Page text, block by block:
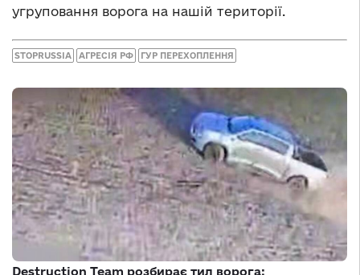
угруповання ворога на нашій території.
STOPRUSSIA АГРЕСІЯ РФ ГУР ПЕРЕХОПЛЕННЯ
Destruction Team розбирає тил ворога: